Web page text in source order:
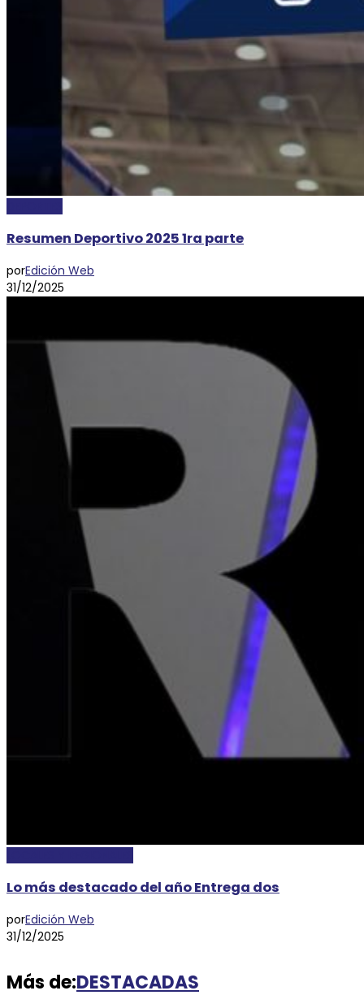
Resumen Deportivo 2025 1ra parte
porEdición Web
31/12/2025
Lo más destacado del año Entrega dos
porEdición Web
31/12/2025
Más de:DESTACADAS